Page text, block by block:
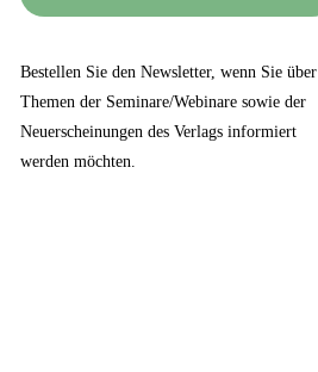
Bestellen Sie den Newsletter, wenn Sie über
Themen der Seminare/Webinare sowie der
Neuerscheinungen des Verlags informiert
werden möchten.